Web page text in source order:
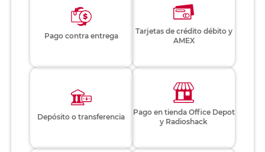
Pago contra entrega
Tarjetas de crédito débito y
AMEX
Depósito o transferencia
Pago en tienda Office Depot
y Radioshack